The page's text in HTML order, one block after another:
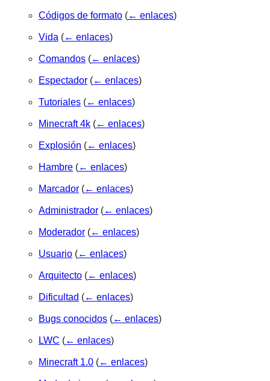
Códigos de formato (← enlaces)
Vida (← enlaces)
Comandos (← enlaces)
Espectador (← enlaces)
Tutoriales (← enlaces)
Minecraft 4k (← enlaces)
Explosión (← enlaces)
Hambre (← enlaces)
Marcador (← enlaces)
Administrador (← enlaces)
Moderador (← enlaces)
Usuario (← enlaces)
Arquitecto (← enlaces)
Dificultad (← enlaces)
Bugs conocidos (← enlaces)
LWC (← enlaces)
Minecraft 1.0 (← enlaces)